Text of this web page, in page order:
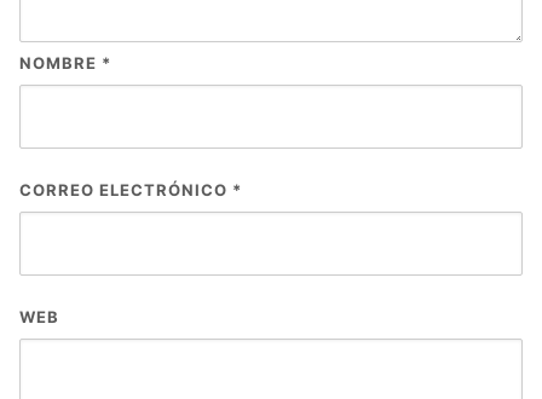
NOMBRE *
CORREO ELECTRÓNICO *
WEB